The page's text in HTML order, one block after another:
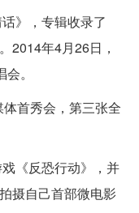
》，专辑收录了
2014年4月26日，
。
首秀会，第三张全
《反恐行动》，并
摄自己首部微电影